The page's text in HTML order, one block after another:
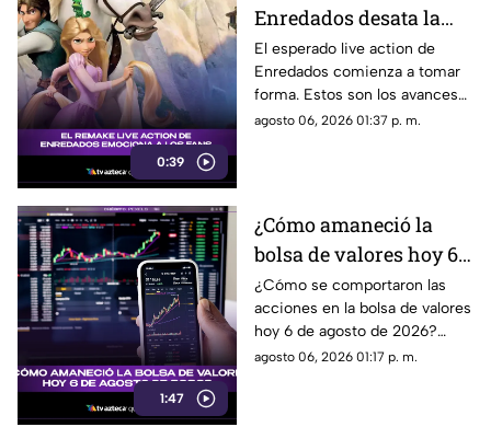
0:39
Enredados desata la
emoción entre los
seguidores: los
primeros avances son
estos
El esperado live action de
Enredados comienza a tomar
forma. Estos son los avances
que ya generan conversación.
agosto 06, 2026 01:37 p. m.
1:47
¿Cómo amaneció la
bolsa de valores hoy 6
de agosto de 2026?
¿Cómo se comportaron las
acciones en la bolsa de valores
hoy 6 de agosto de 2026?
Encuentra todos los detalles
agosto 06, 2026 01:17 p. m.